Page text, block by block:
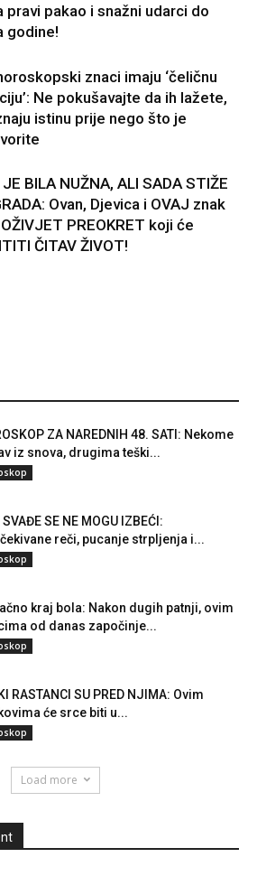
pravi pakao i snažni udarci do
godine!
znaci imaju ‘čeličnu
Ne pokušavajte da ih lažete,
istinu prije nego što je
JE BILA NUŽNA, ALI SADA STIŽE
Ovan, Djevica i OVAJ znak
PREOKRET koji će
ČITAV ŽIVOT!
ZA NAREDNIH 48. SATI: Nekome
iz snova, drugima teški...
SVAĐE SE NE MOGU IZBEĆI:
reči, pucanje strpljenja i...
kraj bola: Nakon dugih patnji, ovim
od danas započinje...
RASTANCI SU PRED NJIMA: Ovim
će srce biti u...
Load more